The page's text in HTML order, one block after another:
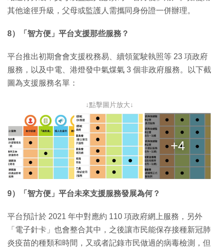
其他途徑升級，父母或監護人需攜同身份證一併辦理。
8）「智方便」平台支援那些服務？
平台推出初期會會支援稅務易、續領駕駛執照等 23 項政府
服務，以及中電、港燈發中氣煤氣 3 個非政府服務。以下截
圖為支援服務名單：
↓點擊圖片放大↓
+4
9）「智方便」平台未來支援服務發展為何？
平台預計於 2021 年中對應約 110 項政府網上服務，另外
「電子針卡」也會整合其中，之後讓市民能保存接種新冠肺
炎疫苗的種類和時間，又或者記錄市民做過的病毒檢測，但